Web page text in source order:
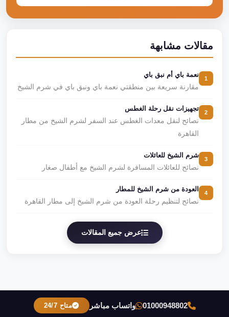
مقالات مشابهة
نعمة باي أم نبق باي
مقارنة سريعة بين منطقتي نعمة باي ونبق باي في شرم الشيخ
تجهيزات نقل رحلة الغطس
نصائح لنقل معدات الغطس عند السفر لشرم الشيخ من مطار
القاهرة
شرم الشيخ للعائلات
نصائح للعائلات المسافرة لشرم الشيخ مع أطفال صغار
العودة من شرم الشيخ للمطار
نصائح لتنظيم رحلة العودة من شرم الشيخ إلى مطار القاهرة
عرض جميع المقالات
01000948802 واتساب مباشر متاح 24/7